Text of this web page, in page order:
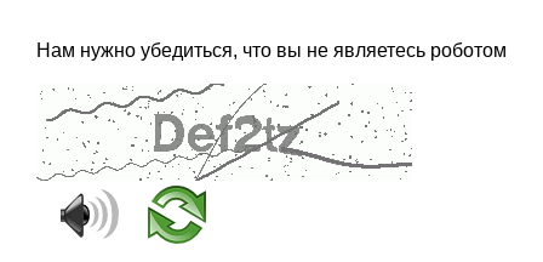
Нам нужно убедиться, что вы не являетесь роботом